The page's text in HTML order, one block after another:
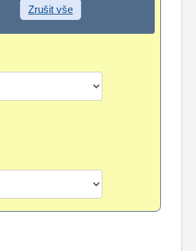
Zrušit vše